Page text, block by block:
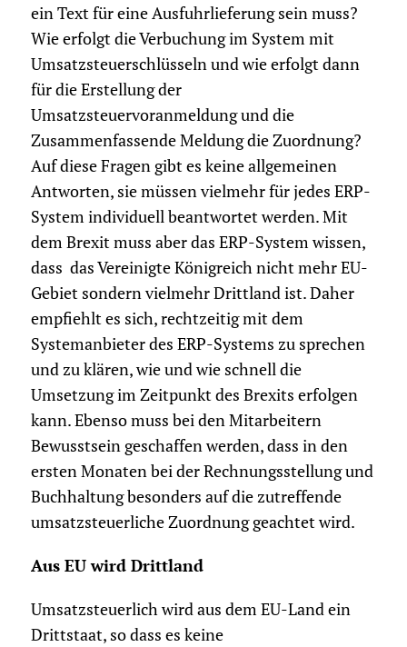
ein Text für eine Ausfuhrlieferung sein muss?
Wie erfolgt die Verbuchung im System mit
Umsatzsteuerschlüsseln und wie erfolgt dann
für die Erstellung der
Umsatzsteuervoranmeldung und die
Zusammenfassende Meldung die Zuordnung?
Auf diese Fragen gibt es keine allgemeinen
Antworten, sie müssen vielmehr für jedes ERP-
System individuell beantwortet werden. Mit
dem Brexit muss aber das ERP-System wissen,
dass das Vereinigte Königreich nicht mehr EU-
Gebiet sondern vielmehr Drittland ist. Daher
empfiehlt es sich, rechtzeitig mit dem
Systemanbieter des ERP-Systems zu sprechen
und zu klären, wie und wie schnell die
Umsetzung im Zeitpunkt des Brexits erfolgen
kann. Ebenso muss bei den Mitarbeitern
Bewusstsein geschaffen werden, dass in den
ersten Monaten bei der Rechnungsstellung und
Buchhaltung besonders auf die zutreffende
umsatzsteuerliche Zuordnung geachtet wird.
Aus EU wird Drittland
Umsatzsteuerlich wird aus dem EU-Land ein
Drittstaat, so dass es keine